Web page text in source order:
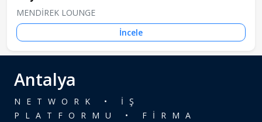
MENDİREK LOUNGE
İncele
Antalya
NETWORK • İŞ
PLATFORMU • FİRMA